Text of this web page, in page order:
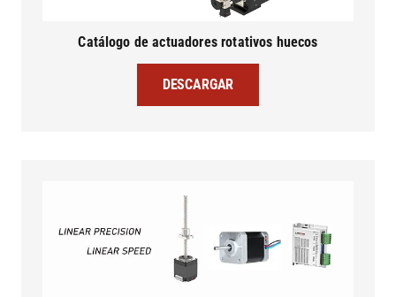
Catálogo de actuadores rotativos huecos
DESCARGAR